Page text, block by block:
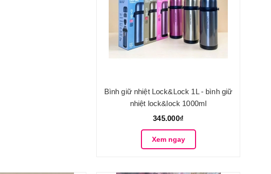
Bình giữ nhiệt Lock&Lock 1L - bình giữ
nhiệt lock&lock 1000ml
345.000₫
Xem ngay